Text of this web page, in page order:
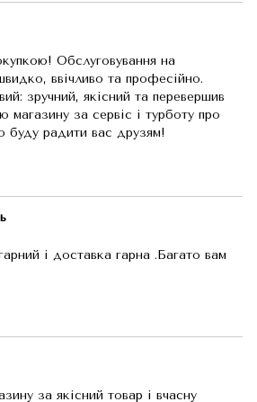
Обслуговування на
ввічливо та професійно.
зручний, якісний та перевершив
магазину за сервіс і турботу про
буду радити вас друзям!
і доставка гарна .Багато вам
за якісний товар і вчасну